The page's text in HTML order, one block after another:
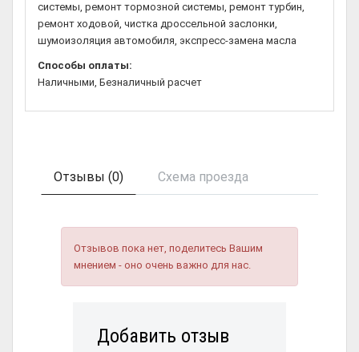
системы, ремонт тормозной системы, ремонт турбин,
ремонт ходовой, чистка дроссельной заслонки,
шумоизоляция автомобиля, экспресс-замена масла
Способы оплаты:
Наличными, Безналичный расчет
Отзывы (0) Схема проезда
Отзывов пока нет, поделитесь Вашим
мнением - оно очень важно для нас.
Добавить отзыв